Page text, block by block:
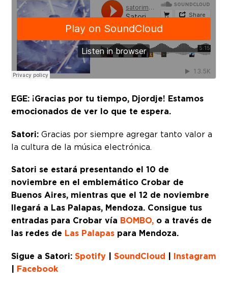
EGE: ¡Gracias por tu tiempo, Djordje! Estamos
emocionados de ver lo que te espera.
Satori: Gracias por siempre agregar tanto valor a
la cultura de la música electrónica.
Satori se estará presentando el 10 de
noviembre en el emblemático Crobar de
Buenos Aires, mientras que el 12 de noviembre
llegará a Las Palapas, Mendoza. Consigue tus
entradas para Crobar vía BOMBO, o a través de
las redes de Las Palapas para Mendoza.
Sigue a Satori:Spotify |SoundCloud | Instagram
| Facebook